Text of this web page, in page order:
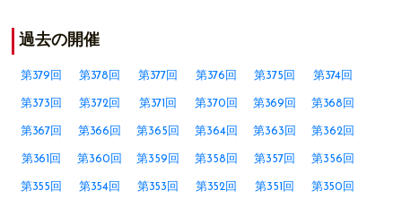
過去の開催
第379回 第378回 第377回 第376回 第375回 第374回
第373回 第372回 第371回 第370回 第369回 第368回
第367回 第366回 第365回 第364回 第363回 第362回
第361回 第360回 第359回 第358回 第357回 第356回
第355回 第354回 第353回 第352回 第351回 第350回